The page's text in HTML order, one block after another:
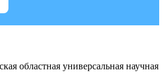
областная универсальная научная